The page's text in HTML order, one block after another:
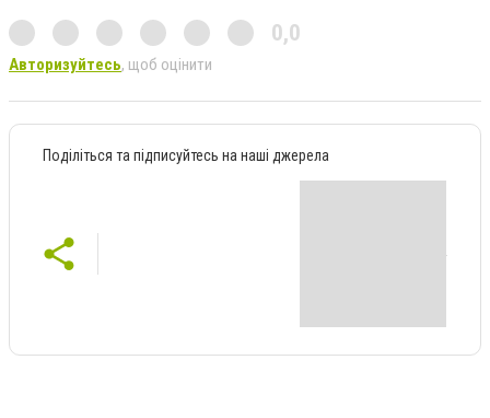
0,0
Авторизуйтесь, щоб оцінити
Поділіться та підписуйтесь на наші джерела